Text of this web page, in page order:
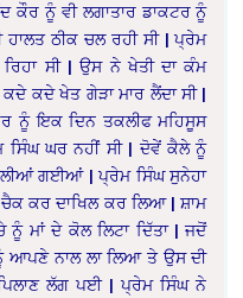
ਕੌਰ ਨੂੰ ਵੀ ਲਗਾਤਾਰ ਡਾਕਟਰ ਨੂੰ
ਠੀਕ ਚਲ ਰਹੀ ਸੀ | ਪ੍ਰੇਮ
ਸੀ | ਉਸ ਨੇ ਖੇਤੀ ਦਾ ਕੰਮ
ਕਦੇ ਖੇਤ ਗੇੜਾ ਮਾਰ ਲੈਂਦਾ ਸੀ |
ਨੂੰ ਇਕ ਦਿਨ ਤਕਲੀਫ ਮਹਿਸੂਸ
ਘਰ ਨਹੀਂ ਸੀ | ਦੋਵੇਂ ਕੈਲੇ ਨੂੰ
ਗਈਆਂ | ਪ੍ਰੇਮ ਸਿੰਘ ਸੁਨੇਹਾ
ਕਰ ਦਾਖਿਲ ਕਰ ਲਿਆ | ਸ਼ਾਮ
ਮਾਂ ਦੇ ਕੋਲ ਲਿਟਾ ਦਿੱਤਾ | ਜਦੋਂ
ਨਾਲ ਲਾ ਲਿਆ ਤੇ ਉਸ ਦੀ
ਲੱਗ ਪਈ | ਪ੍ਰੇਮ ਸਿੰਘ ਨੇ